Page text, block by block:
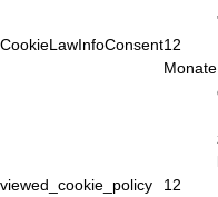
CookieLawInfoConsent12
Monate
viewed_cookie_policy
12